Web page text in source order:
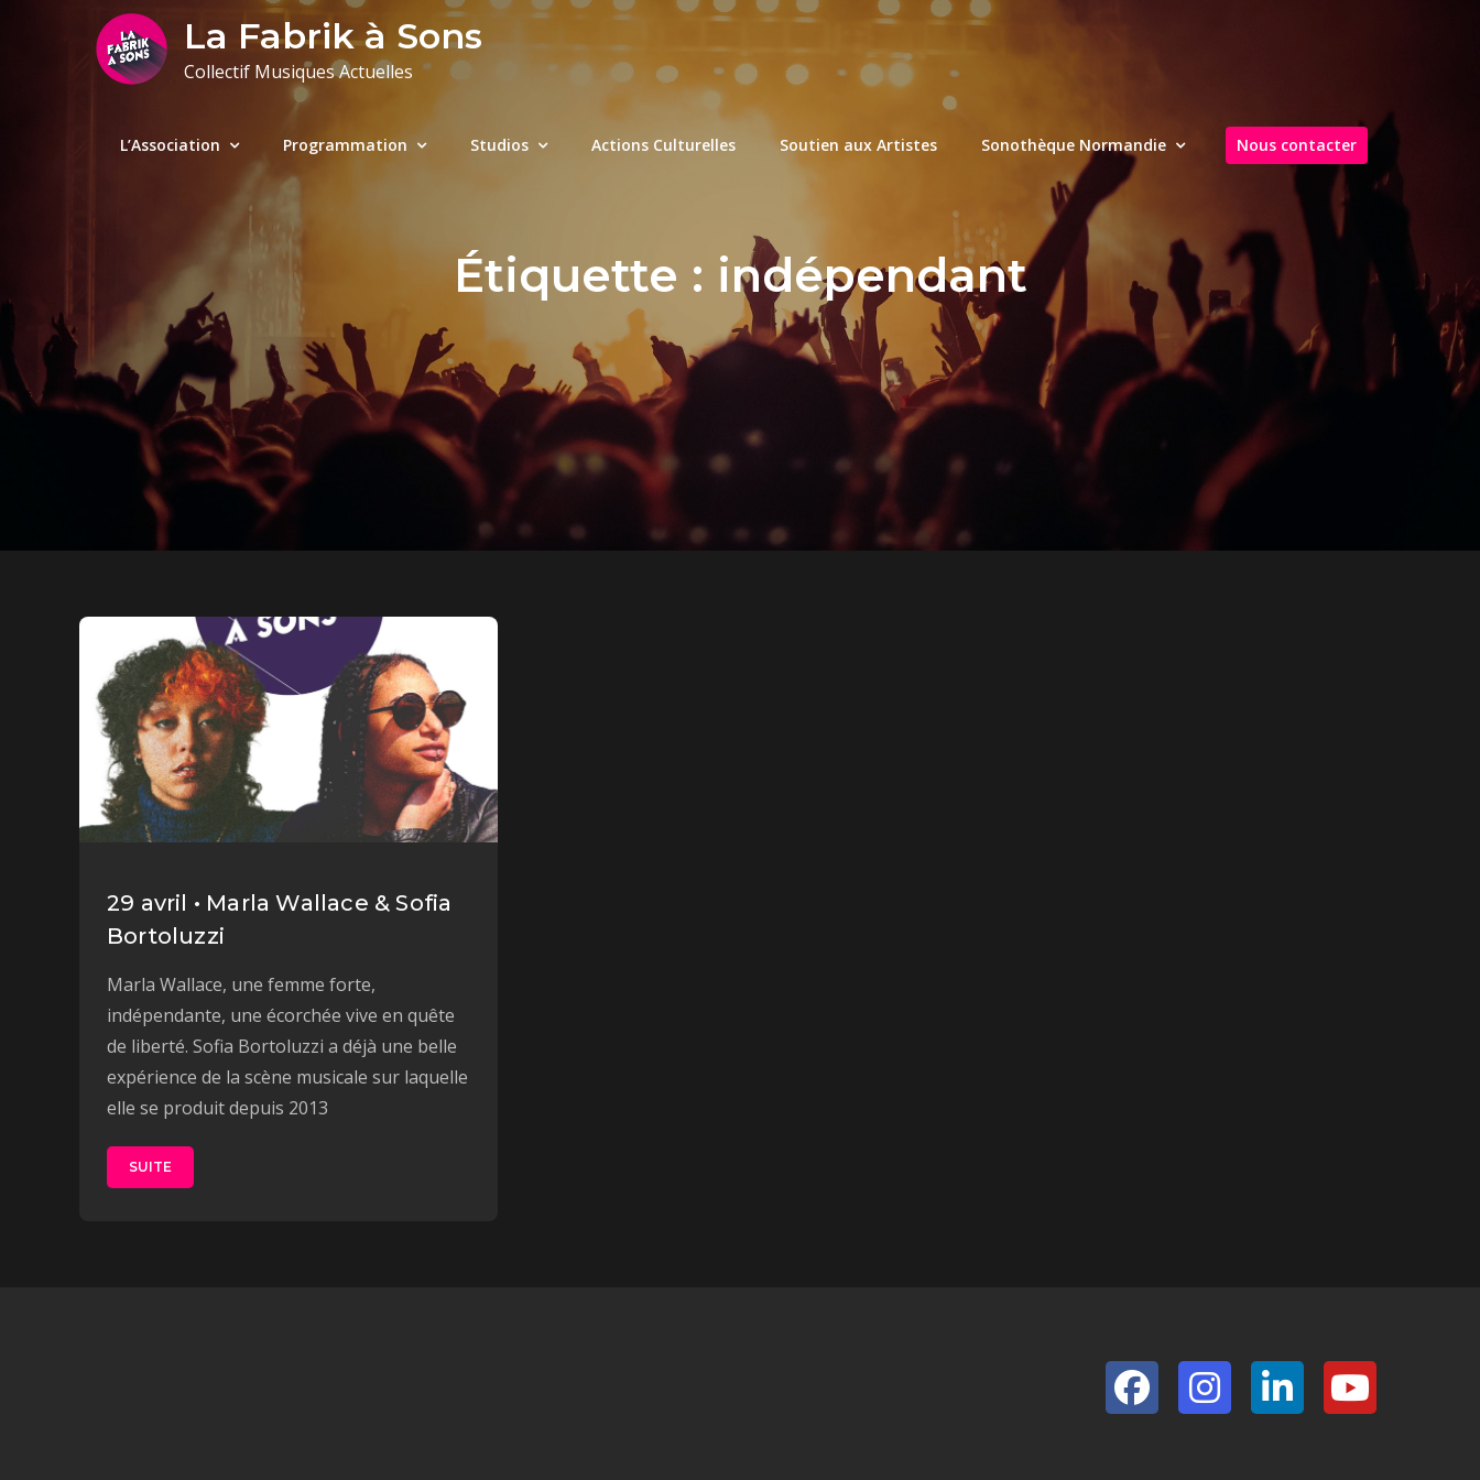
La Fabrik à Sons
Collectif Musiques Actuelles
L’Association Programmation Studios Actions Culturelles Soutien aux Artistes Sonothèque Normandie Nous contacter
Étiquette : indépendant
29 avril • Marla Wallace & Sofia
Bortoluzzi
Marla Wallace, une femme forte,
indépendante, une écorchée vive en quête
de liberté. Sofia Bortoluzzi a déjà une belle
expérience de la scène musicale sur laquelle
elle se produit depuis 2013
SUITE